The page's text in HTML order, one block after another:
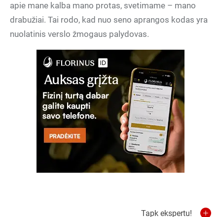
apie mane kalba mano protas, svetimame – mano
drabužiai. Tai rodo, kad nuo seno aprangos kodas yra
nuolatinis verslo žmogaus palydovas.
Tapk ekspertu!